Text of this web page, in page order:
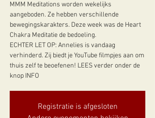
MMM Meditations worden wekelijks
aangeboden. Ze hebben verschillende
bewegingskarakters. Deze week was de Heart
Chakra Meditatie de bedoeling.
ECHTER LET OP: Annelies is vandaag
verhinderd. Zij biedt je YouTube filmpjes aan om
thuis zelf te beoefenen! LEES verder onder de
Registratie is afgesloten